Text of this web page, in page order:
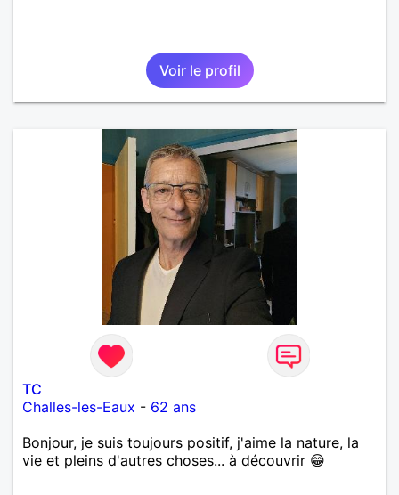
Voir le profil
TC
Challes-les-Eaux - 62 ans
Bonjour, je suis toujours positif, j'aime la nature, la
vie et pleins d'autres choses... à découvrir 😁